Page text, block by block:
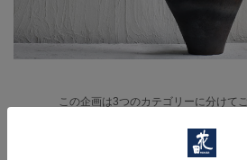
この企画は3つのカテゴリーに分けて